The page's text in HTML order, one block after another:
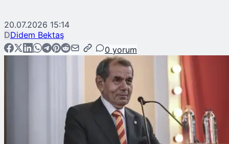
20.07.2026 15:14
DDidem Bektaş
0 yorum